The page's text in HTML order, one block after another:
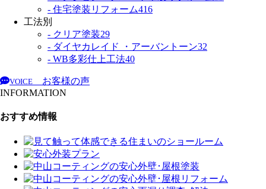
- 住宅塗装リフォーム416
工法別
- クリア塗装29
- ダイヤカレイド ・アーバントーン32
- WB多彩仕上工法40
VOICE
お客様の声
INFORMATION
おすすめ情報